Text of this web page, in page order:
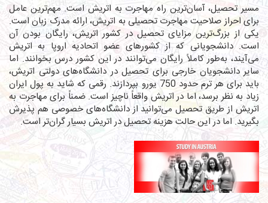
مسیر تحصیل، آسان‌ترین راه مهاجرت به اتریش است. مهم‌ترین عامل
برای احراز صلاحیت مهاجرت تحصیلی به اتریش، ارائه مدرک زبان است.
یکی از بزرگ‌ترین مزایای تحصیل در کشور اتریش، رایگان بودن آن
است. دانشجویانی که از کشورهای عضو اتحادیه اروپا به اتریش
می‌آیند، به‌طور کاملاً رایگان می‌توانند در این کشور درس بخوانند. اما
سایر دانشجویان خارجی برای تحصیل در دانشگاه‌های دولتی اتریش،
باید برای هر ترم حدود 750 یورو بپردازند. رقمی که شاید به پول ایران
زیاد به نظر برسد، اما در اتریش واقعاً ناچیز است. ضمناً برای مهاجرت به
اتریش از طریق تحصیل می‌توانید از دانشگاه‌های خصوصی هم پذیرش
بگیرید. اما در این حالت هزینه تحصیل در اتریش بسیار گران‌تر است.